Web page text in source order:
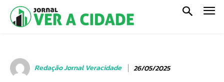
Redação Jornal Veracidade 26/05/2025